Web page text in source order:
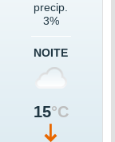
precip.
3%
NOITE
15°C